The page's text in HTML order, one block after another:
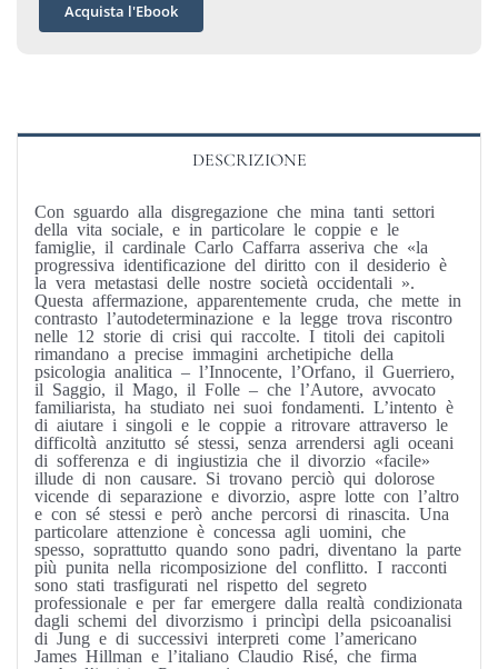
Acquista l'Ebook
DESCRIZIONE
Con sguardo alla disgregazione che mina tanti settori
della vita sociale, e in particolare le coppie e le
famiglie, il cardinale Carlo Caffarra asseriva che «la
progressiva identificazione del diritto con il desiderio è
la vera metastasi delle nostre società occidentali ».
Questa affermazione, apparentemente cruda, che mette in
contrasto l’autodeterminazione e la legge trova riscontro
nelle 12 storie di crisi qui raccolte. I titoli dei capitoli
rimandano a precise immagini archetipiche della
psicologia analitica – l’Innocente, l’Orfano, il Guerriero,
il Saggio, il Mago, il Folle – che l’Autore, avvocato
familiarista, ha studiato nei suoi fondamenti. L’intento è
di aiutare i singoli e le coppie a ritrovare attraverso le
difficoltà anzitutto sé stessi, senza arrendersi agli oceani
di sofferenza e di ingiustizia che il divorzio «facile»
illude di non causare. Si trovano perciò qui dolorose
vicende di separazione e divorzio, aspre lotte con l’altro
e con sé stessi e però anche percorsi di rinascita. Una
particolare attenzione è concessa agli uomini, che
spesso, soprattutto quando sono padri, diventano la parte
più punita nella ricomposizione del conflitto. I racconti
sono stati trasfigurati nel rispetto del segreto
professionale e per far emergere dalla realtà condizionata
dagli schemi del divorzismo i princìpi della psicoanalisi
di Jung e di successivi interpreti come l’americano
James Hillman e l’italiano Claudio Risé, che firma